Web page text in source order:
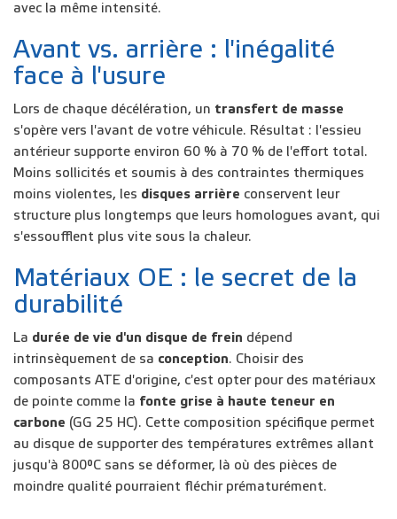
avec la même intensité.
Avant vs. arrière : l'inégalité
face à l'usure
Lors de chaque décélération, un transfert de masse
s'opère vers l'avant de votre véhicule. Résultat : l'essieu
antérieur supporte environ 60 % à 70 % de l'effort total.
Moins sollicités et soumis à des contraintes thermiques
moins violentes, les disques arrière conservent leur
structure plus longtemps que leurs homologues avant, qui
s'essoufflent plus vite sous la chaleur.
Matériaux OE : le secret de la
durabilité
La durée de vie d'un disque de frein dépend
intrinsèquement de sa conception. Choisir des
composants ATE d'origine, c'est opter pour des matériaux
de pointe comme la fonte grise à haute teneur en
carbone (GG 25 HC). Cette composition spécifique permet
au disque de supporter des températures extrêmes allant
jusqu'à 800°C sans se déformer, là où des pièces de
moindre qualité pourraient fléchir prématurément.